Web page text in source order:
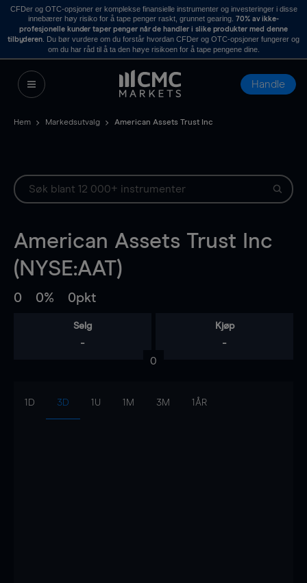
CFDer og OTC-opsjoner er komplekse finansielle instrumenter og investeringer i disse
innebærer høy risiko for å tape penger raskt, grunnet gearing. 70% av ikke-
profesjonelle kunder taper penger når de handler i slike produkter med denne
tilbyderen . Du bør vurdere om du forstår hvordan CFDer og OTC-opsjoner fungerer og
om du har råd til å ta den høye risikoen for å tape pengene dine.
Handle
Hem Markedsutvalg American Assets Trust Inc
American Assets Trust Inc
(NYSE:AAT)
0 0% 0pkt
Selg
-
Kjøp
-
0
1D 3D 1U 1M 3M 1ÅR